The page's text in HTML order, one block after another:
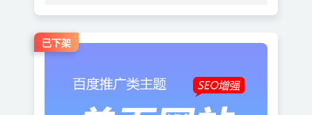
已下架